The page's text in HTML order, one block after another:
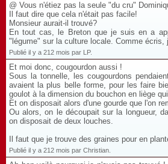
@ Vous n'étiez pas la seule "du cru"
Il faut dire que cela n'était pas facile!
Monsieur aurait-il trouvé?
En tout cas, le Breton que je suis en a
"légume" sur la culture locale. Comme écris,
Publié il y a 212 mois par LP.
Et moi donc, cougourdon aussi !
Sous la tonnelle, les cougourdons
avaient la plus belle forme, pour les faire
goulot à la dimension du bouchon en liège
Et on disposait alors d'une gourde que l'on
Ou alors, on le découpait sur la longueur,
on disposait de deux louches.
Il faut que je trouve des graines pour en
Publié il y a 212 mois par Christian.